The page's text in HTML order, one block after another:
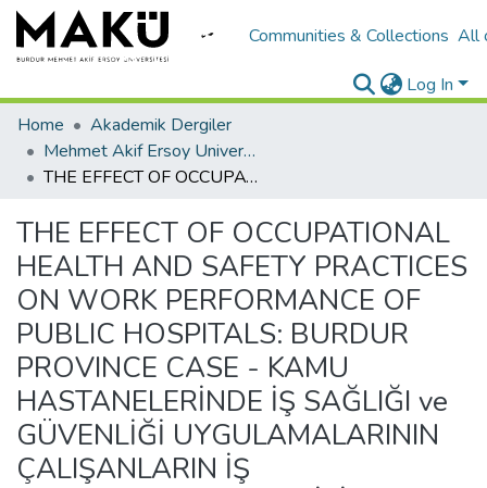
Communities & Collections All
Log In
Home
Akademik Dergiler
Mehmet Akif Ersoy University Journal of Social Sciences Institute
THE EFFECT OF OCCUPATIONAL HEALTH AND SAFETY PRACTICES ON WORK PERFORMANCE OF PUBLIC HOSPITALS: BURDUR PROVINCE CASE - KAMU HASTANELERİNDE İŞ SAĞLIĞI ve GÜVENLİĞİ UYGULAMALARININ ÇALIŞANLARIN İŞ PERFORMANSINA ETKİSİ: BURDUR İLİ ÖRNEĞİ
THE EFFECT OF OCCUPATIONAL
HEALTH AND SAFETY PRACTICES
ON WORK PERFORMANCE OF
PUBLIC HOSPITALS: BURDUR
PROVINCE CASE - KAMU
HASTANELERİNDE İŞ SAĞLIĞI ve
GÜVENLİĞİ UYGULAMALARININ
ÇALIŞANLARIN İŞ